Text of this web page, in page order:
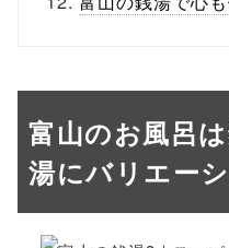
富山のお風呂
湯にバリエー